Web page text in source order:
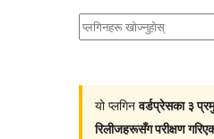
प्लगिनहरू
यो प्लगिनवर्डप्रेसका ३
रिलीजहरूसँग परीक्षण